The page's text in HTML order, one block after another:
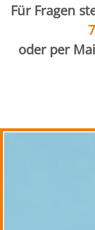
Für Fragen
oder per